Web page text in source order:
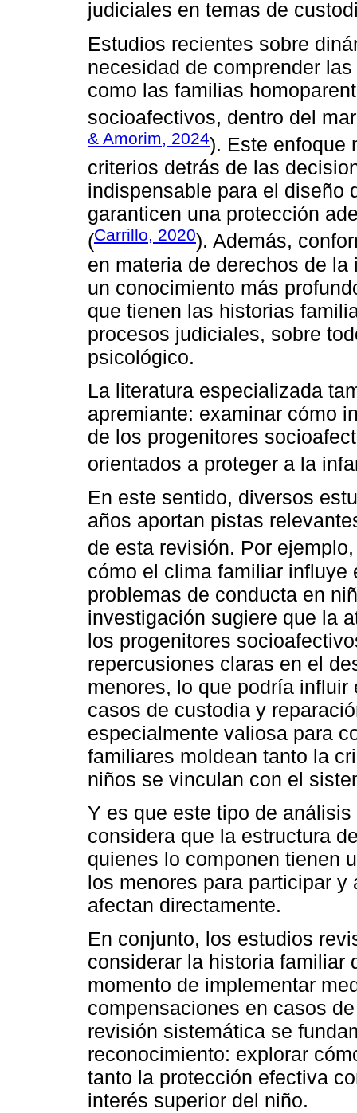
judiciales en temas de
Estudios recientes sobre
necesidad de comprender
como las familias
socioafectivos, dentro del
& Amorim, 2024). Este enfoque
criterios detrás de las
indispensable para el diseño
garanticen una protección
(Carrillo, 2020). Además,
en materia de derechos de
un conocimiento más
que tienen las historias
procesos judiciales, sobre
psicológico.
La literatura especializada
apremiante: examinar cómo
de los progenitores
orientados a proteger a la
En este sentido, diversos
años aportan pistas
de esta revisión. Por
cómo el clima familiar
problemas de conducta en
investigación sugiere que la
los progenitores
repercusiones claras en el
menores, lo que podría
casos de custodia y
especialmente valiosa para
familiares moldean tanto la
niños se vinculan con el
Y es que este tipo de
considera que la estructura
quienes lo componen tienen
los menores para participar
afectan directamente.
En conjunto, los estudios
considerar la historia familiar
momento de implementar
compensaciones en casos
revisión sistemática se
reconocimiento: explorar
tanto la protección efectiva
interés superior del niño.